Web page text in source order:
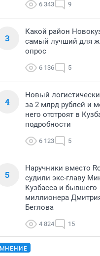
6 343 9
3
Какой район
самый лучший для
опрос
6 136 5
4
Новый
за 2 млрд рублей и
него отстроят в
подробности
6 123 5
5
Наручники вместо
судили экс-главу
Кузбасса и бывшего
миллионера
Беглова
4 824 15
МНЕНИЕ